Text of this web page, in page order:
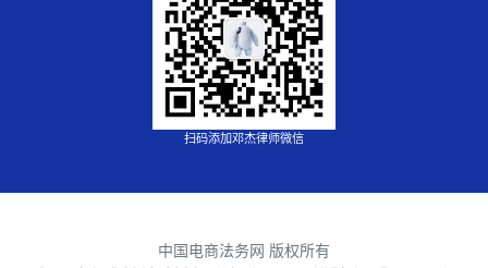
扫码添加邓杰律师微信
中国电商法务网 版权所有